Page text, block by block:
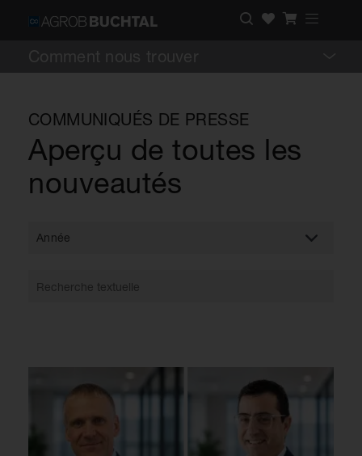
Comment nous trouver
COMMUNIQUÉS DE PRESSE
Aperçu de toutes les
nouveautés
Année